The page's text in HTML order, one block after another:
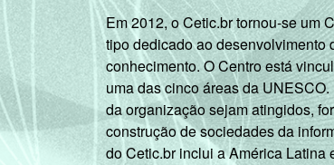
Em 2012, o Cetic.br tornou-se um
tipo dedicado ao desenvolvimento
conhecimento. O Centro está
uma das cinco áreas da
da organização sejam atingidos,
construção de sociedades da
do Cetic.br inclui a América Latina